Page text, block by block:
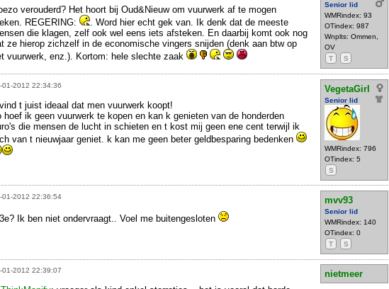
Senior lid
WMRindex: 93
OTindex: 987
Wnplts: Ommen,
OV
T
S
verouderd? Het hoort bij Oud&Nieuw om vuurwerk af te mogen
REGERING:
. Word hier echt gek van. Ik denk dat de meeste
die klagen, zelf ook wel eens iets afsteken. En daarbij komt ook nog
ze hierop zichzelf in de economische vingers snijden (denk aan btw op
vuurwerk, enz.). Kortom: hele slechte zaak
01-2012 22:34:36 VegetaGirl
Senior lid
WMRindex: 796
OTindex: 5
S
t juist ideaal dat men vuurwerk koopt!
hoef ik geen vuurwerk te kopen en kan k genieten van de honderden
die mensen de lucht in schieten en t kost mij geen ene cent terwijl ik
van t nieuwjaar geniet. k kan me geen beter geldbesparing bedenken
01-2012 22:36:54 mvv93
Senior lid
WMRindex: 140
OTindex: 0
T
S
Ik ben niet ondervraagt.. Voel me buitengesloten
01-2012 22:39:07
nietmeer